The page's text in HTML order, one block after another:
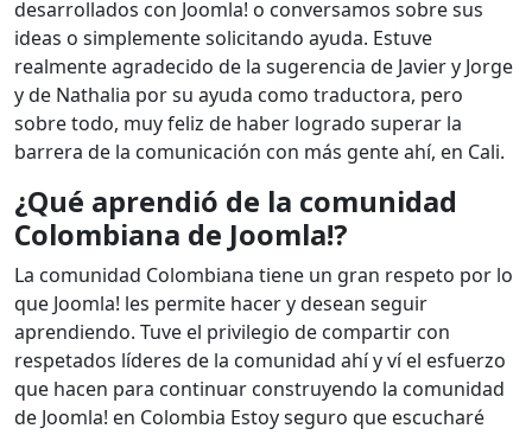
desarrollados con Joomla! o conversamos sobre sus
ideas o simplemente solicitando ayuda. Estuve
realmente agradecido de la sugerencia de Javier y Jorge
y de Nathalia por su ayuda como traductora, pero
sobre todo, muy feliz de haber logrado superar la
barrera de la comunicación con más gente ahí, en Cali.
¿Qué aprendió de la comunidad
Colombiana de Joomla!?
La comunidad Colombiana tiene un gran respeto por lo
que Joomla! les permite hacer y desean seguir
aprendiendo. Tuve el privilegio de compartir con
respetados líderes de la comunidad ahí y ví el esfuerzo
que hacen para continuar construyendo la comunidad
de Joomla! en Colombia Estoy seguro que escucharé